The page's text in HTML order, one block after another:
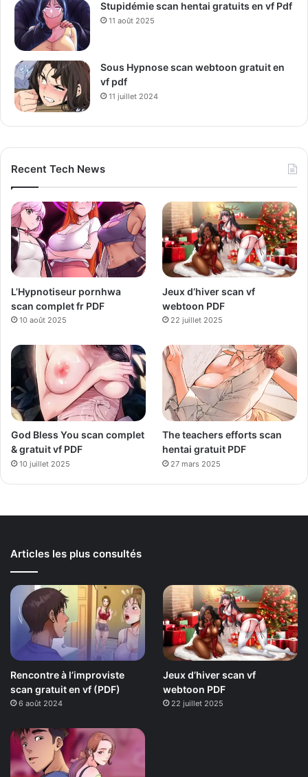
Stupidémie scan hentai gratuits en vf Pdf
11 août 2025
Sous Hypnose scan webtoon gratuit en
vf pdf
11 juillet 2024
Recent Tech News
L’Hypnotiseur pornhwa
scan complet fr PDF
10 août 2025
Jeux d’hiver scan vf
webtoon PDF
22 juillet 2025
God Bless You scan complet
& gratuit vf PDF
10 juillet 2025
The teachers efforts scan
hentai gratuit PDF
27 mars 2025
Articles les plus consultés
Rencontre à l’improviste
scan gratuit en vf (PDF)
6 août 2024
Jeux d’hiver scan vf
webtoon PDF
22 juillet 2025